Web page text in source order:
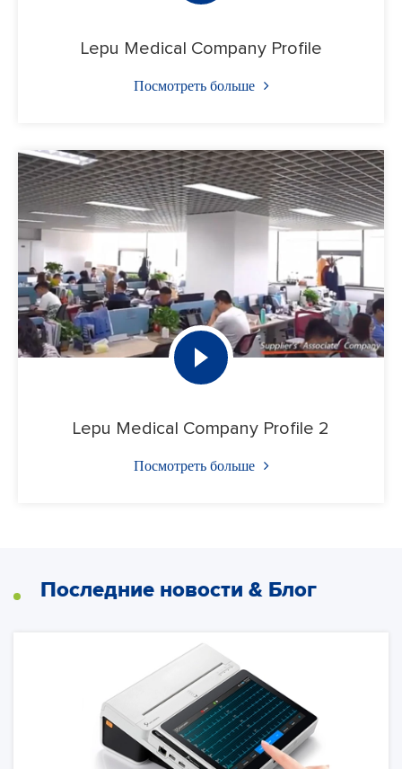
Lepu Medical Company Profile
Посмотреть больше
Lepu Medical Company Profile 2
Посмотреть больше
Последние новости & Блог